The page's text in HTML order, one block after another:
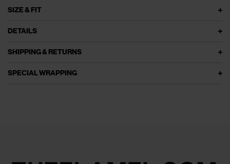
SIZE & FIT
DETAILS
SHIPPING & RETURNS
SPECIAL WRAPPING